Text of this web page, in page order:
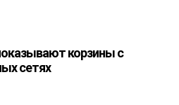
корзины с
сетях